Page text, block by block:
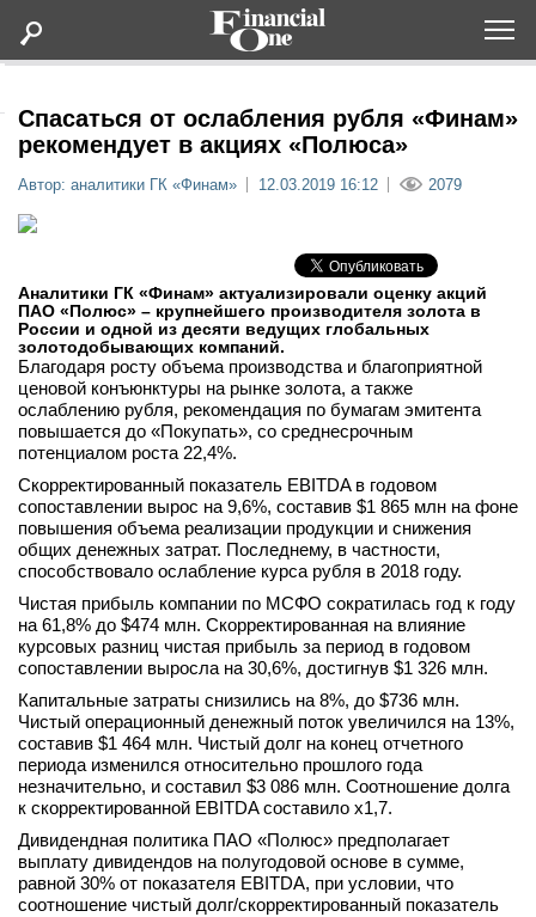
Статьи
Lifestyle
Мероприятия
Новости
Интервью
вконтакте
телеграм
Стать автором
Вход
Спасаться от ослабления рубля «Финам»
рекомендует в акциях «Полюса»
Автор: аналитики ГК «Финам» 12.03.2019 16:12 2079
Аналитики ГК «Финам» актуализировали оценку акций
ПАО «Полюс» – крупнейшего производителя золота в
России и одной из десяти ведущих глобальных
золотодобывающих компаний.
Благодаря росту объема производства и благоприятной
ценовой конъюнктуры на рынке золота, а также
ослаблению рубля, рекомендация по бумагам эмитента
повышается до «Покупать», со среднесрочным
потенциалом роста 22,4%.
Скорректированный показатель EBITDA в годовом
сопоставлении вырос на 9,6%, составив $1 865 млн на фоне
повышения объема реализации продукции и снижения
общих денежных затрат. Последнему, в частности,
способствовало ослабление курса рубля в 2018 году.
Чистая прибыль компании по МСФО сократилась год к году
на 61,8% до $474 млн. Скорректированная на влияние
курсовых разниц чистая прибыль за период в годовом
сопоставлении выросла на 30,6%, достигнув $1 326 млн.
Капитальные затраты снизились на 8%, до $736 млн.
Чистый операционный денежный поток увеличился на 13%,
составив $1 464 млн. Чистый долг на конец отчетного
периода изменился относительно прошлого года
незначительно, и составил $3 086 млн. Соотношение долга
к скорректированной EBITDA составило х1,7.
Дивидендная политика ПАО «Полюс» предполагает
выплату дивидендов на полугодовой основе в сумме,
равной 30% от показателя EBITDA, при условии, что
соотношение чистый долг/скорректированный показатель